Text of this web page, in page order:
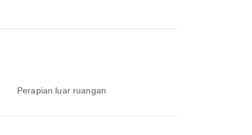
Perapian luar ruangan